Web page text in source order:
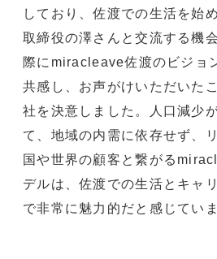
しており、佐渡での生活を始
取締役の澤さんと交流する機
際にmiracleave佐渡のビジョ
共感し、お声がけいただいた
社を決意しました。人口減少
て、地域の内需に依存せず、
国や世界の顧客と繋がる
デルは、佐渡での生活とキャ
で非常に魅力的だと感じていま